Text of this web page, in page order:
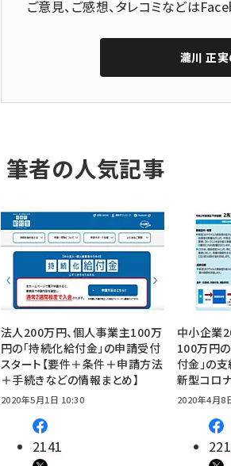
ご意見、ご感想、タレコミなどは
瀧川 正実
筆者の人気記事
法人200万円、個人事業主100万
円の「持続化給付金」の申請受付
スタート【要件＋条件＋申請方法
＋手続きなどの情報まとめ】
2020年5月1日 10:30
2141
中小企業
100万円
付金」の
新型コロナ
2020年4月8